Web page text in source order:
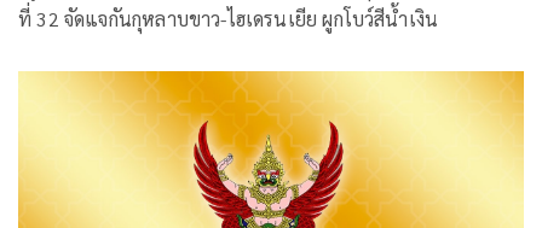
ที่ 32 จัดแจกันกุหลาบขาว-ไฮเดรนเยีย ผูกโบว์สีน้ำเงิน